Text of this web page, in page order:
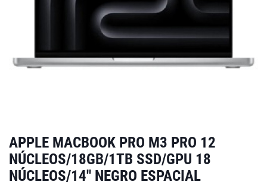
APPLE MACBOOK PRO M3 PRO 12
NÚCLEOS/18GB/1TB SSD/GPU 18
NÚCLEOS/14'' NEGRO ESPACIAL